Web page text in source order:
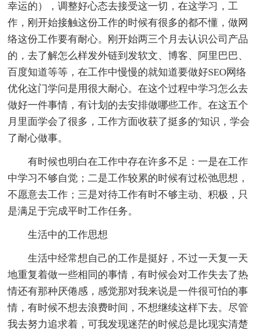
幸运的），调整好心态去接受这一切，在这学习，工
作，刚开始接触这份工作的时候有很多的都不懂，做网
络这份工作要有耐心。刚开始两三个月去认识公司产品
的，去了解怎么样发外链到发软文、博客、阿里巴巴、
百度知道等等，在工作中慢慢的就知道要做好SEO网络
优化这门学问是用很大耐心。在这个过程中学习怎么去
做好一件事情，有计划的去安排做哪些工作。在这五个
月里面学会了很多，工作方面收获了挺多的'知识，学会
了耐心做事。
有时候也明白在工作中存在许多不足：一是在工作
中学习不够自觉；二是工作较累的时候有过松弛思想，
不愿意去工作；三是对待工作有时不够主动、积极，只
是满足于完成平时工作任务。
生活中的工作思想
生活中经常想自己的工作是挺好，不过一天复一天
地重复着做一些相同的事情，有时候会对工作失去了热
情还有那种厌倦感，感觉那对我来说是一件很可怕的事
情，有时候不想去浪费时间，不想继续这样下去。尽管
我去努力追求着，可我发现迷茫的时候总是比现实清楚